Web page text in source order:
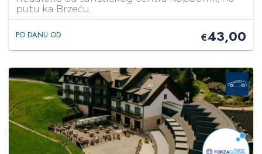
putu ka Brzeću.
PO DANU OD €43,00